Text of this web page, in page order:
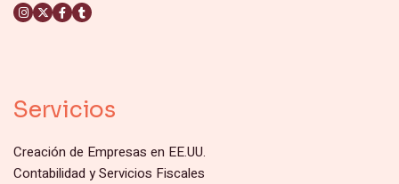
Servicios
Creación de Empresas en EE.UU.
Contabilidad y Servicios Fiscales